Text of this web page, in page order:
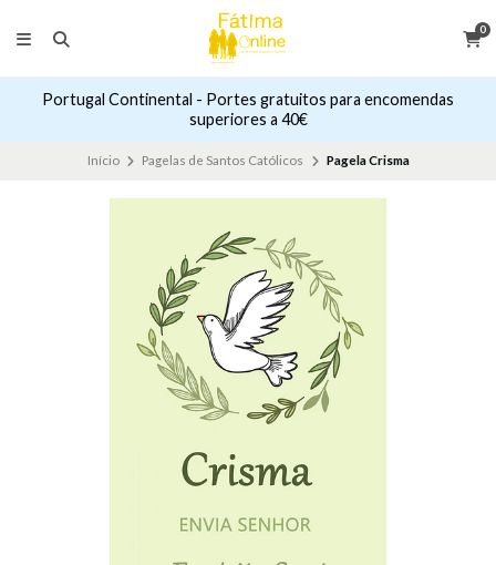
0
Portugal Continental - Portes gratuitos para encomendas
superiores a 40€
Início Pagelas de Santos Católicos Pagela Crisma